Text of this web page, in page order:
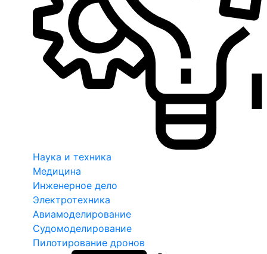
Наука и техника
Медицина
Инженерное дело
Электротехника
Авиамоделирование
Судомоделирование
Пилотирование дронов